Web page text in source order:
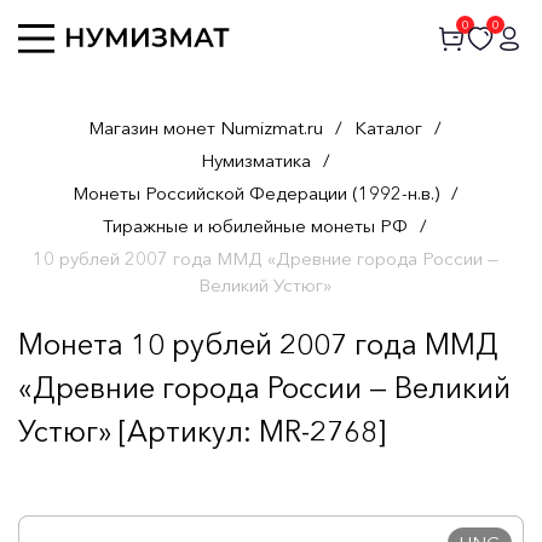
0 0
Магазин монет Numizmat.ru / Каталог /
Нумизматика /
Монеты Российской Федерации (1992-н.в.) /
Тиражные и юбилейные монеты РФ /
10 рублей 2007 года ММД «Древние города России —
Великий Устюг»
Монета 10 рублей 2007 года ММД
«Древние города России — Великий
Устюг» [Артикул: MR-2768]